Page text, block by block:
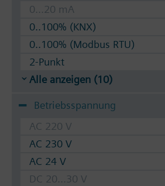
0...20 mA
0..100% (KNX)
0..100% (Modbus RTU)
2-Punkt
Alle anzeigen (10)
Betriebsspannung
AC 220 V
AC 230 V
AC 24 V
DC 20...30 V